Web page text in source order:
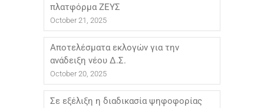
πλατφόρμα ΖΕΥΣ
October 21, 2025
Αποτελέσματα εκλογών για την
ανάδειξη νέου Δ.Σ.
October 20, 2025
Σε εξέλιξη η διαδικασία ψηφοφορίας